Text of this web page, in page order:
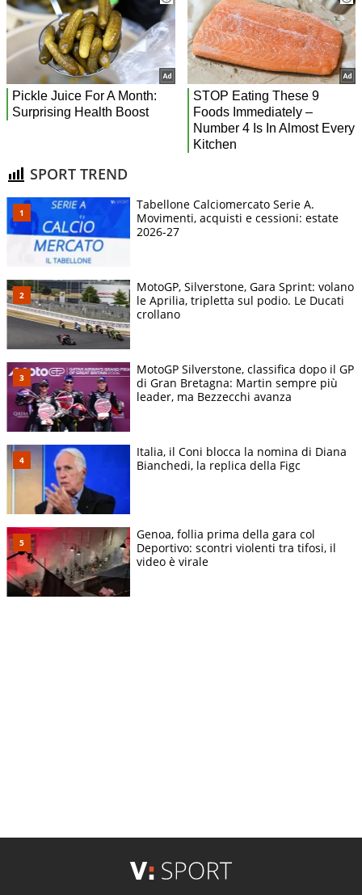
SPORT TREND
Tabellone Calciomercato Serie A.
Movimenti, acquisti e cessioni: estate
2026-27
MotoGP, Silverstone, Gara Sprint: volano
le Aprilia, tripletta sul podio. Le Ducati
crollano
MotoGP Silverstone, classifica dopo il GP
di Gran Bretagna: Martin sempre più
leader, ma Bezzecchi avanza
Italia, il Coni blocca la nomina di Diana
Bianchedi, la replica della Figc
Genoa, follia prima della gara col
Deportivo: scontri violenti tra tifosi, il
video è virale